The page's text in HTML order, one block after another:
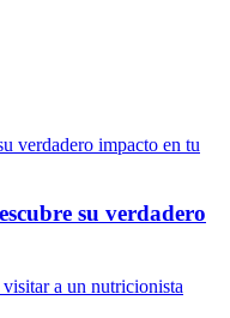
su verdadero